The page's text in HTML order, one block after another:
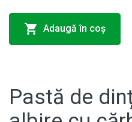
Adaugă în coş
Pastă de